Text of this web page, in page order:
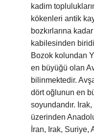
kadim
kökenleri antik
bozkırlarına
kabilesinden
Bozok kolundan
en büyüğü olan
bilinmektedir.
dört oğlunun en
soyundandır.
üzerinden
İran, Irak, Suriye,